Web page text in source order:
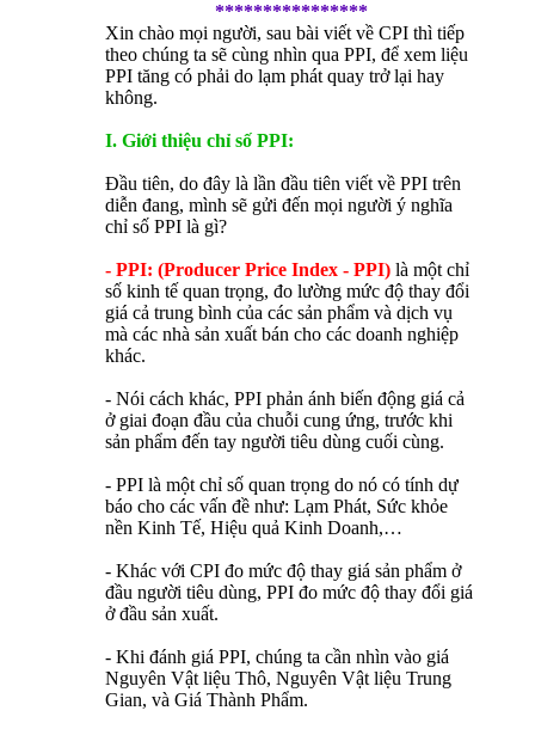
****************
Xin chào mọi người, sau bài viết về CPI thì tiếp
theo chúng ta sẽ cùng nhìn qua PPI, để xem liệu
PPI tăng có phải do lạm phát quay trở lại hay
không.
I. Giới thiệu chỉ số PPI:
Đầu tiên, do đây là lần đầu tiên viết về PPI trên
diễn đang, mình sẽ gửi đến mọi người ý nghĩa
chỉ số PPI là gì?
- PPI: (Producer Price Index - PPI) là một chỉ
số kinh tế quan trọng, đo lường mức độ thay đổi
giá cả trung bình của các sản phẩm và dịch vụ
mà các nhà sản xuất bán cho các doanh nghiệp
khác.
- Nói cách khác, PPI phản ánh biến động giá cả
ở giai đoạn đầu của chuỗi cung ứng, trước khi
sản phẩm đến tay người tiêu dùng cuối cùng.
- PPI là một chỉ số quan trọng do nó có tính dự
báo cho các vấn đề như: Lạm Phát, Sức khỏe
nền Kinh Tế, Hiệu quả Kinh Doanh,…
- Khác với CPI đo mức độ thay giá sản phẩm ở
đầu người tiêu dùng, PPI đo mức độ thay đổi giá
ở đầu sản xuất.
- Khi đánh giá PPI, chúng ta cần nhìn vào giá
Nguyên Vật liệu Thô, Nguyên Vật liệu Trung
Gian, và Giá Thành Phẩm.